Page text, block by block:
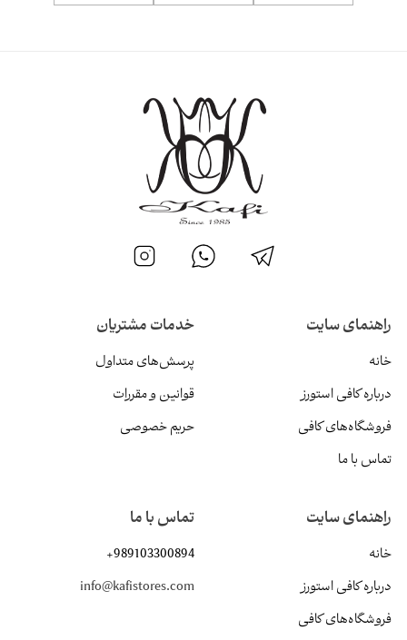
راهنمای سایت
خانه
درباره کافی استورز
فروشگاه‌های کافی
تماس با ما
خدمات مشتریان
پرسش‌های متداول
قوانین و مقررات
حریم خصوصی
راهنمای سایت
خانه
درباره کافی استورز
فروشگاه‌های کافی
تماس با ما
+989103300894
info@kafistores.com